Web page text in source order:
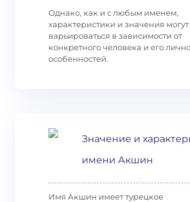
Однако, как и с любым именем,
характеристики и значения могут
варьироваться в зависимости от
конкретного человека и его
особенностей.
Значение и
имени Акшин
Имя Акшин имеет турецкое